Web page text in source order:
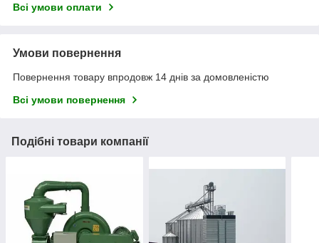
Всі умови оплати
Умови повернення
Повернення товару впродовж 14 днів за домовленістю
Всі умови повернення
Подібні товари компанії